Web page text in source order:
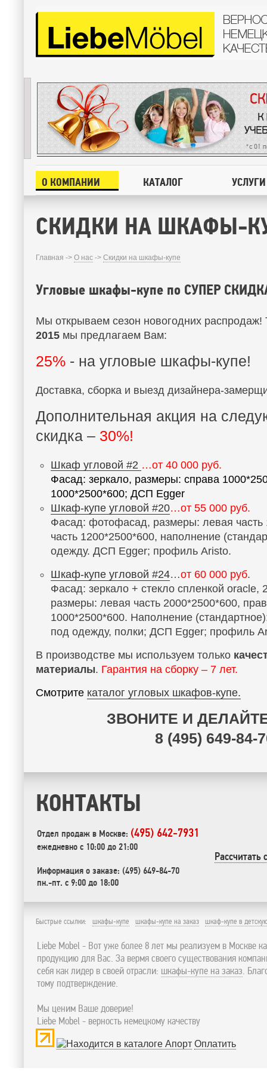
О КОМПАНИИ КАТАЛОГ УСЛУГИ
СКИДКИ НА ШКАФЫ-
Главная -> О нас -> Скидки на шкафы-купе
Угловые шкафы-купе по СУПЕР
Мы открываем сезон новогодних распродаж!
2015 мы предлагаем Вам:
25% - на угловые шкафы-купе!
Доставка, сборка и выезд дизайнера-
Дополнительная акция на
скидка – 30%!
Шкаф угловой #2 …от 40 000 руб.
Фасад: зеркало, размеры: справа
1000*2500*600; ДСП Egger
Шкаф-купе угловой #20…от 55 000 руб.
Фасад: фотофасад, размеры: левая часть
часть 1200*2500*600, наполнение
одежду. ДСП Egger; профиль Aristo.
Шкаф-купе угловой #24…от 60 000 руб.
Фасад: зеркало + стекло спленкой
размеры: левая часть 2000*2500*600,
1000*2500*600. Наполнение
под одежду, полки; ДСП Egger; профиль
В производстве мы используем только
материалы. Гарантия на сборку – 7 лет.
Смотрите каталог угловых шкафов-купе.
ЗВОНИТЕ И
8 (495) 649-84-
КОНТАКТЫ
Отдел продаж в Москве: (495) 642-7931
ежедневно с 10:00 до 21:00
Информация о заказе: (495) 649-84-70
пн.-пт. с 9:00 до 18:00
Быстрые ссылки: шкафы-купе шкафы-купе на заказ шкаф-купе в
Liebe Mobel - Вот уже более 8 лет мы реализуем в Москве
продукцию для Вас. За вермя своего существования
себя как лидер в своей отрасли: шкафы-купе на заказ.
тому подтверждение.
Мы ценим Ваше доверие!
Liebe Mobel - верность немецкому качеству
Оплатить